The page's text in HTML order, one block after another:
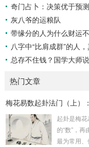
奇门占卜：决策优于预测
灰八爷的运粮队
带缘分的人为什么财运
八字中“比肩成群”的人
总存不住钱？国学大师
热门文章
梅花易数起卦法门（上）
起卦是梅
的“数”，再
最为常用